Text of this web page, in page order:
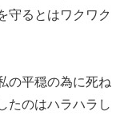
守るとはワクワク
の平穏の為に死ね
たのはハラハラし